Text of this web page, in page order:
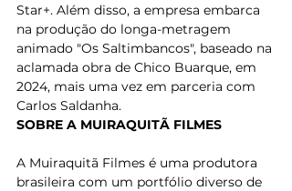
Star+. Além disso, a empresa embarca
na produção do longa-metragem
animado "Os Saltimbancos", baseado na
aclamada obra de Chico Buarque, em
2024, mais uma vez em parceria com
Carlos Saldanha.
SOBRE A MUIRAQUITÃ FILMES
A Muiraquitã Filmes é uma produtora
brasileira com um portfólio diverso de